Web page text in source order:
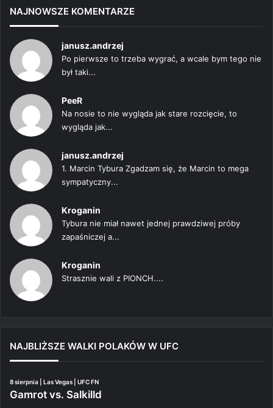
NAJNOWSZE KOMENTARZE
janusz.andrzej
Po pierwsze to trzeba wygrać, a wcale bym tego nie
był taki...
PeeR
Na nosie to nie wygląda jak stare rozcięcie, to
wygląda jak...
janusz.andrzej
1. Marcin Tybura Zgadzam się, że Marcin to mega
sympatyczny...
Kroganin
Tybura nie miał nawet jednej prawdziwej próby
zapaśniczej a...
Kroganin
Strasznie wali z PIONCH....
NAJBLIŻSZE WALKI POLAKÓW W UFC
8 sierpnia | Las Vegas | UFC FN
Gamrot vs. Salkilld